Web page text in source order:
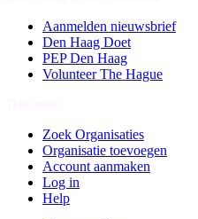
Aanmelden nieuwsbrief
Den Haag Doet
PEP Den Haag
Volunteer The Hague
Zoek Organisaties
Organisatie toevoegen
Account aanmaken
Log in
Help